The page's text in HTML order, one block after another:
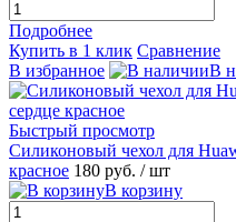
Подробнее
Купить в 1 клик Сравнение
В избранное
В
Быстрый просмотр
Силиконовый чехол для
красное 180 руб. / шт
В корзину